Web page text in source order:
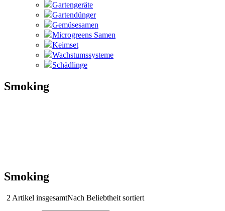
Gartengeräte
Gartendünger
Gemüsesamen
Microgreens Samen
Keimset
Wachstumssysteme
Schädlinge
Smoking
Smoking
2 Artikel insgesamtNach Beliebtheit sortiert